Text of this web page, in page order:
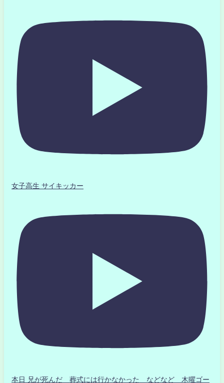
女子高生 サイキッカー
本日 兄が死んだ 葬式には行かなかった などなど 木曜ゴー